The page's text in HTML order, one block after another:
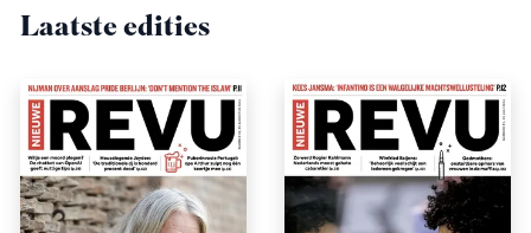
Laatste edities